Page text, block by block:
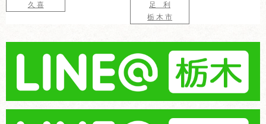
久 喜
足 利
栃 木 市